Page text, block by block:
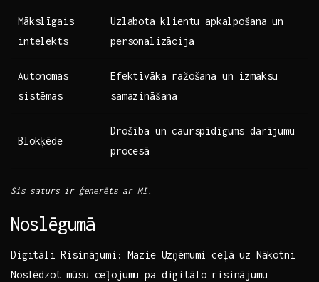
Mākslīgais​
intelekts
Uzlabota⁤ klientu apkalpošana​ un⁣
personalizācija
Autonomas⁤
sistēmas
Efektīvāka ražošana ​un izmaksu
samazināšana
Blokķēde
Drošība​ un caurspīdīgums darījumu
procesā
Šis saturs ir ģenerēts ar MI.
Noslēgumā
Digitāli ⁤Risinājumi: Mazie​ Uzņēmumi ceļā uz Nākotni
Noslēdzot mūsu ceļojumu pa digitālo risinājumu